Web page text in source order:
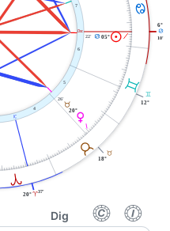
A
B
C
D
4
j
5
6
7
i
A
20°
37'
B
18°
C
12°
D
6°
10'
P
20°
B
26'
M
05°
D
22'
Dig f g